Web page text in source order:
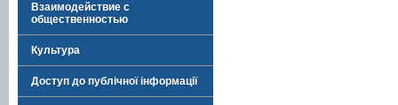
Взаимодействие с
общественностью
Культура
Доступ до публічної інформації